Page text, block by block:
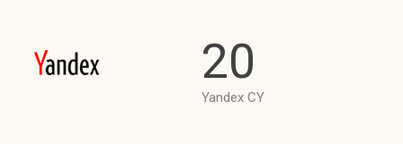
20
Yandex CY